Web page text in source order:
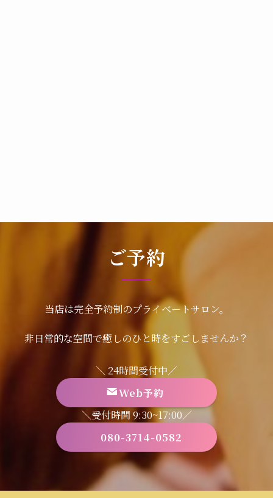
ご予約
当店は完全予約制のプライベートサロン。
非日常的な空間で癒しのひと時をすごしませんか？
＼ 24時間受付中／
Web予約
＼受付時間 9:30~17:00／
080-3714-0582